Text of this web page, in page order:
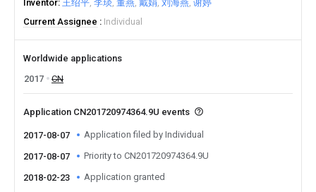
Inventor 王绍平 李琰 董燕 戴娟 刘海燕 谢婷
Current Assignee
Individual
Worldwide applications
2017
CN
Application CN201720974364.9U events
2017-08-07 Application filed by Individual
2017-08-07 Priority to CN201720974364.9U
2018-02-23 Application granted